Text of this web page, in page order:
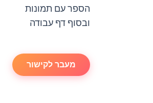
הספר עם תמונות
ובסוף דף עבודה
מעבר לקישור